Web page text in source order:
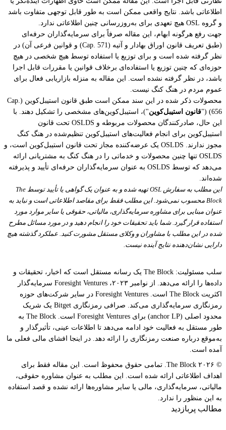
اطلاعاتی باشد. نتایج واقعی ممکن است به طور قابل توجهی متفاوت باشد
و گروه OSL هیچ تعهدی برای به‌روزرسانی چنین اطلاعاتی ندارد.
جهت رفع هرگونه ابهام، این مقاله صرفاً برای سرمایه‌گذاران حرفه‌ای
(طبق تعریف قانون اوراق بهادار و آتیه (Cap. 571) و قوانین فرعی آن) در
نظر گرفته شده است و برای توزیع یا استفاده توسط هیچ شخصی در هیچ
حوزه‌ای که چنین توزیع یا استفاده‌ای برخلاف قوانین یا مقررات قابل اجرا
باشد، در نظر گرفته نشده است. این مقاله به منزله بازاریابی فعال برای
عموم مردم در هنگ کنگ نیست.
محصولات ذکر شده در این سند ممکن است طبق قانون استیبل‌کوین (Cap.
656) ("
قانون استیبل‌کوین")، استیبل‌کوین‌های مشخصی را تشکیل دهند. با
این حال، صادرکنندگان محصولات مربوطه و OSLDS تحت قانون
استیبل‌کوین برای انجام فعالیت‌های استیبل‌کوین تنظیم‌شده در هنگ کنگ
مجوز ندارند. OSLDS یک عرضه‌کننده مجاز تحت قانون استیبل‌کوین است، و
OSLDS تنها چنین محصولات و خدماتی را در هنگ کنگ به مشتریانی ارائه
می‌دهد که توسط OSLDS به عنوان سرمایه‌گذاران حرفه‌ای تأیید و پذیرفته
شده‌اند.
این مطلب به سفارش OSL تهیه شده و به عنوان یک گواهی یا تأیید توسط The
Block محسوب نمی‌شود. این مطلب فقط برای مقاصد اطلاعاتی است و نباید به
عنوان مبنایی برای مشاوره سرمایه‌گذاری، مالیاتی، حقوقی یا سایر موارد مورد
استفاده قرار گیرد. شما باید تحقیقات خود را انجام دهید و در مورد مسائل مطرح
شده در این مطلب با مشاوران و وکلای مستقل مشورت کنید. عملکرد گذشته هیچ
دارایی نشان‌دهنده نتایج آینده نیست.
سلب مسئولیت: The Block یک رسانه مستقل است که اخبار، تحقیقات و
داده‌ها را ارائه می‌دهد. از نوامبر ۲۰۲۳، Foresight Ventures سرمایه‌گذار
اکثریت The Block است. Foresight Ventures در سایر شرکت‌های حوزه
رمزنگاری سرمایه‌گذاری می‌کند. صرافی رمزنگاری Bitget یک شریک
محدود اصلی (anchor LP) برای Foresight Ventures است. The Block به
طور مستقل به فعالیت خود ادامه می‌دهد تا اطلاعات عینی، تأثیرگذار و
به‌موقع درباره صنعت رمزنگاری را ارائه دهد. در اینجا افشای مالی فعلی ما
آمده است.
© ۲۰۲۶ The Block. تمامی حقوق محفوظ است. این مقاله فقط برای
اهداف اطلاعاتی ارائه شده است. این مطلب به عنوان مشاوره حقوقی،
مالیاتی، سرمایه‌گذاری، مالی یا سایر مشاوره‌ها ارائه نشده و قصد استفاده
به این منظور را ندارد.
مطالب پربازدید